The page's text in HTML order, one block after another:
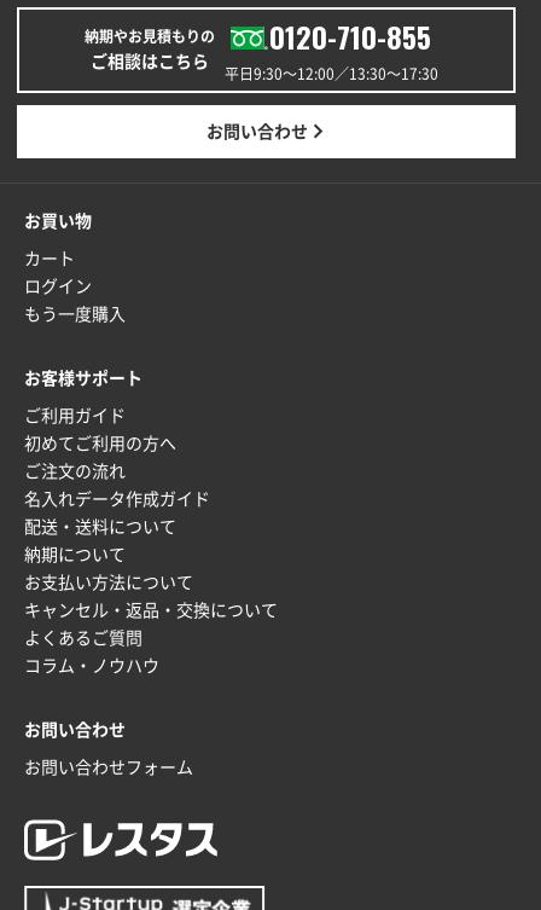
ワンポイントポリ袋 A4サイズ1000枚
2025年12月24日 13:22
安い
ワンポイント箔押し紙袋 M横サイズ(A4対応)100
2025年12月22日 03:31
神奈川県S社様
2025年12月16日 10:39
短納期対応が素晴らしい
富山県O社様
uni ジェットストリーム 07
2025年12月09日 14:04
安い、早い
埼玉県G社様
ラミネート紙袋 規格L4サイズ(B4対応)
2025年12月04日 17:34
兵庫県のお客様
2025年12月02日 23:00
ロゴが入れられること
納期やお見積もりの
ご相談はこちら
0120-710-855
平日9:30〜12:00／13:30〜17:30
お問い合わせ
お買い物
カート
ログイン
もう一度購入
お客様サポート
ご利用ガイド
初めてご利用の方へ
ご注文の流れ
名入れデータ作成ガイド
配送・送料について
納期について
お支払い方法について
キャンセル・返品・交換について
よくあるご質問
コラム・ノウハウ
お問い合わせ
お問い合わせフォーム